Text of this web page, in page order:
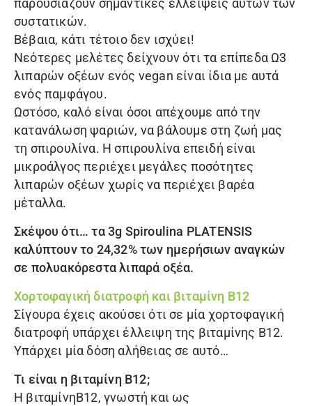
παρουσιάζουν σημαντικές ελλείψεις αυτών των
συστατικών.
Βέβαια, κάτι τέτοιο δεν ισχύει!
Νεότερες μελέτες δείχνουν ότι τα επίπεδα Ω3
λιπαρών οξέων ενός vegan είναι ίδια με αυτά
ενός παμφάγου.
Ωστόσο, καλό είναι όσοι απέχουμε από την
κατανάλωση ψαριών, να βάλουμε στη ζωή μας
τη σπιρουλίνα. Η σπιρουλίνα επειδή είναι
μικροάλγος περιέχει μεγάλες ποσότητες
λιπαρών οξέων χωρίς να περιέχει βαρέα
μέταλλα.
Σκέψου ότι… τα 3g Spiroulina PLATENSIS
καλύπτουν το 24,32% των ημερήσιων αναγκών
σε πολυακόρεστα λιπαρά οξέα.
Χορτοφαγική διατροφή και βιταμίνη Β12
Σίγουρα έχεις ακούσει ότι σε μία χορτοφαγική
διατροφή υπάρχει έλλειψη της βιταμίνης B12.
Υπάρχει μία δόση αλήθειας σε αυτό…
Τι είναι η βιταμίνη Β12;
Η βιταμίνηΒ12, γνωστή και ως